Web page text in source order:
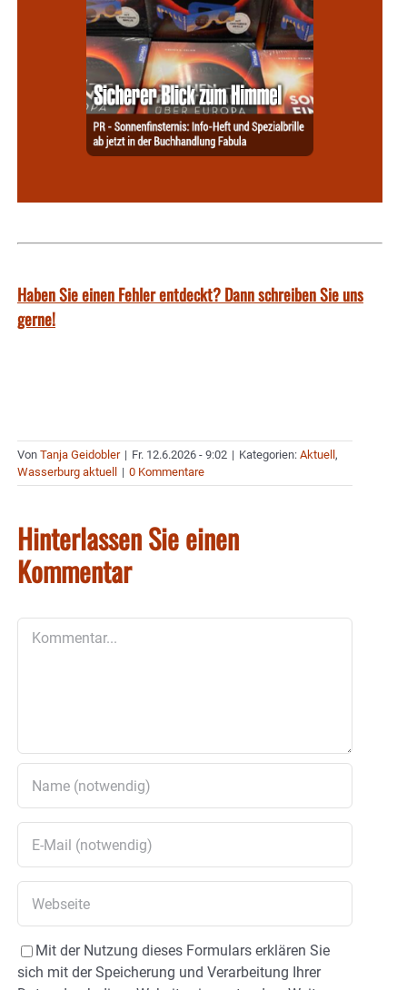
Haben Sie einen Fehler entdeckt? Dann schreiben Sie uns
gerne!
Von Tanja Geidobler | Fr. 12.6.2026 - 9:02 | Kategorien: Aktuell ,
Wasserburg aktuell
| 0 Kommentare
Hinterlassen Sie einen
Kommentar
Mit der Nutzung dieses Formulars erklären Sie
sich mit der Speicherung und Verarbeitung Ihrer